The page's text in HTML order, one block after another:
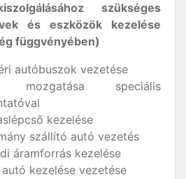
szükséges
és eszközök kezelése
függvényében)
autóbuszok vezetése
mozgatása speciális
kezelése
szállító autó vezetés
áramforrás kezelése
kezelése vezetése